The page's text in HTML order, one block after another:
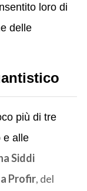
loro di
delle
più di tre
e alle
Siddi
Profir, del